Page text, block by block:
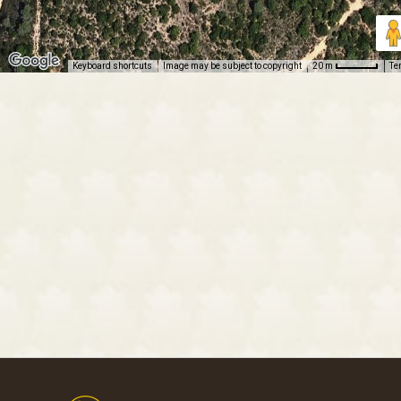
Keyboard shortcuts Image may be subject to copyright 20 m